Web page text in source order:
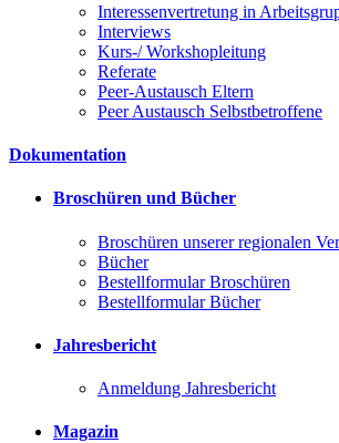
Interessenvertretung in
Interviews
Kurs-/ Workshopleitung
Referate
Peer-Austausch Eltern
Peer Austausch Selbstbetroffene
Dokumentation
Broschüren und Bücher
Broschüren unserer regionalen
Bücher
Bestellformular Broschüren
Bestellformular Bücher
Jahresbericht
Anmeldung Jahresbericht
Magazin